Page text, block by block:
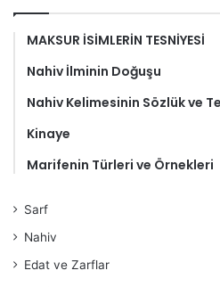
MAKSUR İSİMLERİN TESNİYESİ
Nahiv İlminin Doğuşu
Nahiv Kelimesinin Sözlük ve
Kinaye
Marifenin Türleri ve Örnekleri
Sarf
Nahiv
Edat ve Zarflar